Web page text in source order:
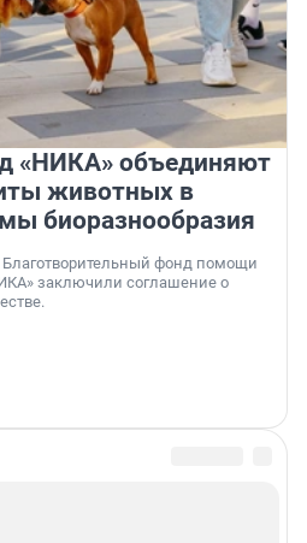
«НИКА» объединяют
животных в
биоразнообразия
Благотворительный фонд помощи
заключили соглашение о